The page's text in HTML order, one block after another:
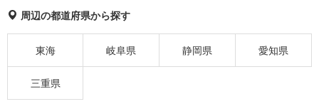
周辺の都道府県から探す
東海 岐阜県 静岡県 愛知県
三重県